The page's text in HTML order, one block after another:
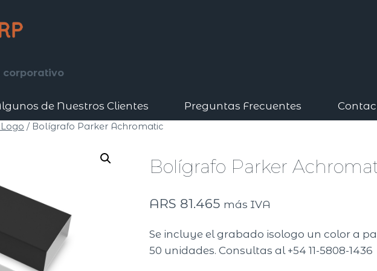
corporativo
de Nuestros Clientes Preguntas Frecuentes
/ Bolígrafo Parker Achromatic
Bolígrafo Parker
ARS 81.465 más IVA
Se incluye el grabado isologo un color a
50 unidades. Consultas al +54 11-5808-1436